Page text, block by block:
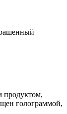
продуктом,
голограммой,